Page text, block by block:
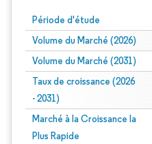
Période d'étude
Volume du Marché (2026)
Volume du Marché (2031)
Taux de croissance (2026
- 2031)
Marché à la Croissance la
Plus Rapide